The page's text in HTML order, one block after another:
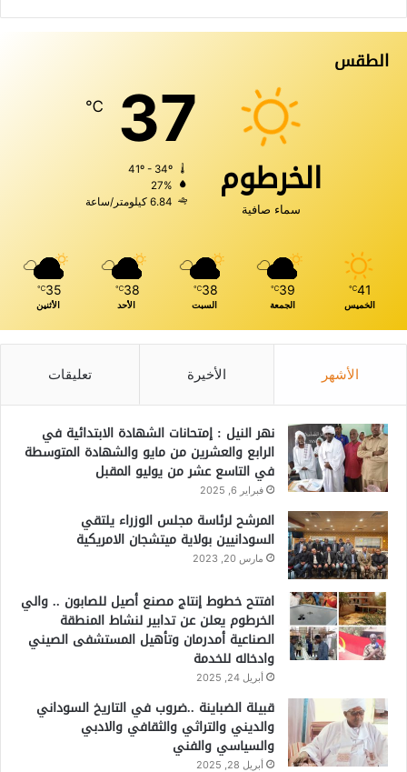
الطقس
الخرطوم
سماء صافية
37
℃
27%
6.84 كيلومتر/ساعة
41
℃
الخميس
39
℃
الجمعة
38
℃
السبت
38
℃
الأحد
35
℃
الأثنين
الأشهر الأخيرة تعليقات
نهر النيل : إمتحانات الشهادة الابتدائية في
الرابع والعشرين من مايو والشهادة المتوسطة
في التاسع عشر من يوليو المقبل
فبراير 6, 2025
المرشح لرئاسة مجلس الوزراء يلتقي
السودانيين بولاية ميتشجان الامريكية
مارس 20, 2023
افتتح خطوط إنتاج مصنع أصيل للصابون .. والي
الخرطوم يعلن عن تدابير لنشاط المنطقة
الصناعية أمدرمان وتأهيل المستشفى الصيني
وادخاله للخدمة
أبريل 24, 2025
قبيلة الضباينة ..ضروب في التاريخ السوداني
والديني والتراثي والثقافي والادبي
والسياسي والفني
أبريل 28, 2025